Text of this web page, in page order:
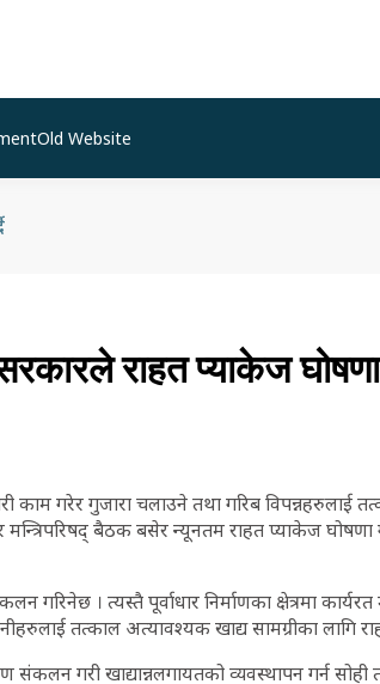
Old Website
राहत प्याकेज
काम गरेर गुजारा चलाउने तथा गरिब विपन्नहरुलाई
बैठक बसेर न्यूनतम राहत प्याकेज घोषणा
गरिनेछ । त्यस्तै पूर्वाधार निर्माणका क्षेत्रमा
तत्काल अत्यावश्यक खाद्य सामग्रीका लागि
गरी खाद्यान्नलगायतको व्यवस्थापन गर्न सोही